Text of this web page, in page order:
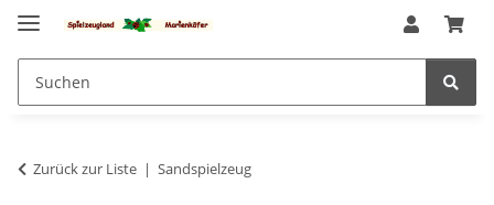
Zurück zur Liste Sandspielzeug